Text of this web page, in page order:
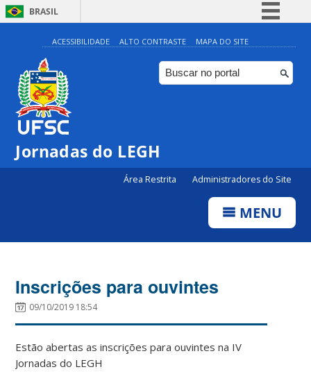
BRASIL
Simplifique!
Comunica BR
Participe
ACESSIBILIDADE ALTO CONTRASTE MAPA DO SITE
Jornadas do LEGH
Área Restrita Administradores do Site
MENU
Inscrições para ouvintes
09/10/2019 18:54
Estão abertas as inscrições para ouvintes na IV
Jornadas do LEGH